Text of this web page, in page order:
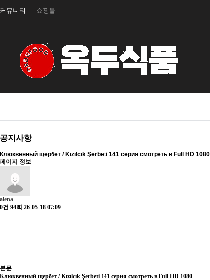
커뮤니티 쇼핑몰
공지사항
Клюквенный щербет / Kızılcık Şerbeti 141 серия смотреть в Full HD 1080
페이지 정보
alena
0건 94회 26-05-18 07:09
본문
Клюквенный щербет / Kızılcık Şerbeti 141 серия смотреть в Full HD 1080